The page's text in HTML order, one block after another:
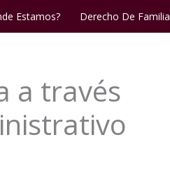
Estamos? Derecho De Familia
a través